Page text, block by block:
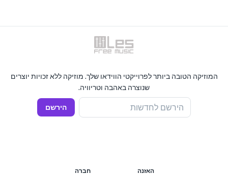
המוזיקה הטובה ביותר לפרוייקטי הווידאו שלך. מוזיקה ללא זכויות יוצרים
שנוצרה באהבה וטריוויה.
הירשם לחדשות הירשם
האזנה חברה